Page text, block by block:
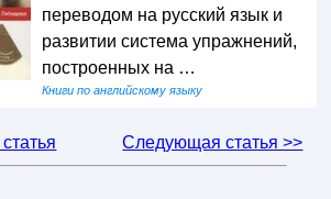
переводом на русский язык и
развитии система упражнений,
построенных на …
Книги по английскому языку
Следующая статья >>